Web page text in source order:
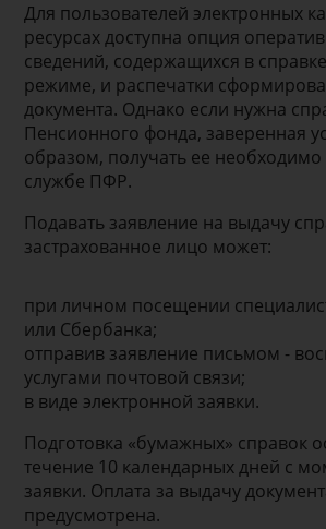
Для пользователей электронных
ресурсах доступна опция
сведений, содержащихся в
режиме, и распечатки
документа. Однако если нужна
Пенсионного фонда, заверенная
образом, получать ее необходимо
службе ПФР.
Подавать заявление на выдачу
застрахованное лицо может:
при личном посещении
или Сбербанка;
отправив заявление письмом -
услугами почтовой связи;
в виде электронной заявки.
Подготовка «бумажных» справок
течение 10 календарных дней с
заявки. Оплата за выдачу
предусмотрена.